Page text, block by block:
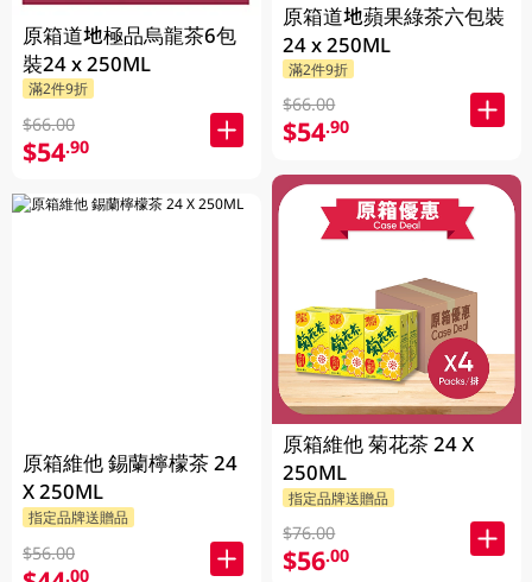
原箱道地極品烏龍茶6包
裝24 x 250ML
滿2件9折
$66.00
$54.90
原箱維他 錫蘭檸檬茶 24
X 250ML
指定品牌送贈品
$56.00
.00
原箱道地蘋果綠茶六包裝
24 x 250ML
滿2件9折
$66.00
$54.90
原箱維他 菊花茶 24 X
250ML
指定品牌送贈品
$76.00
$56.00